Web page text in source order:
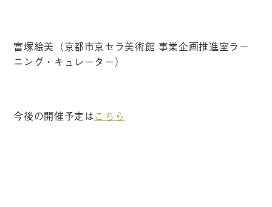
富塚絵美（京都市京セラ美術館 事業企画推進室ラー
ニング・キュレーター）
今後の開催予定はこちら